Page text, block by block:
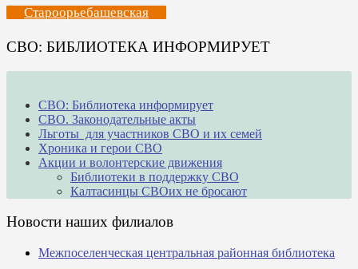
Староорьебашевская
СВО: БИБЛИОТЕКА ИНФОРМИРУЕТ
СВО: Библиотека информирует
СВО. Законодательные акты
Льготы для участников СВО и их семей
Хроника и герои СВО
Акции и волонтерские движения
Библиотеки в поддержку СВО
Калтасинцы СВОих не бросают
Новости наших филиалов
Межпоселенческая центральная районная библиотека